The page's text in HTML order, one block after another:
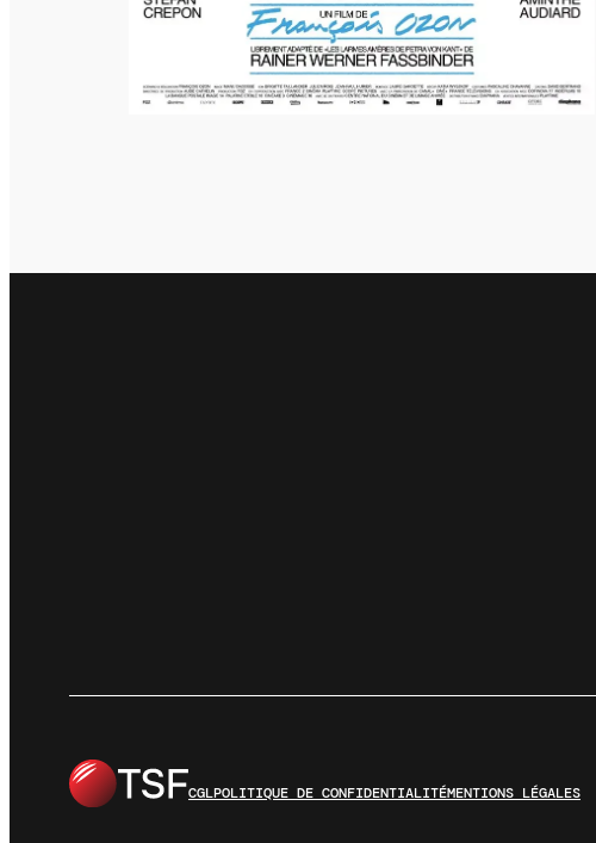
CGLPOLITIQUE DE CONFIDENTIALITÉMENTIONS LÉGALES